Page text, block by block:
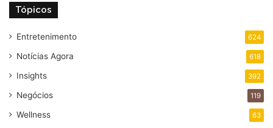
Tópicos
Entretenimento 624
Notícias Agora 618
Insights 392
Negócios 119
Wellness 63